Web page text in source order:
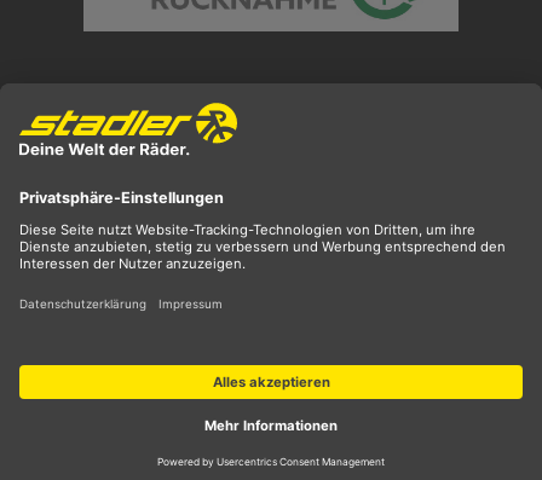
** ehemaliger UVP
*** Preis entspricht unserem Markteinführungspreis
der aktuellen Saison